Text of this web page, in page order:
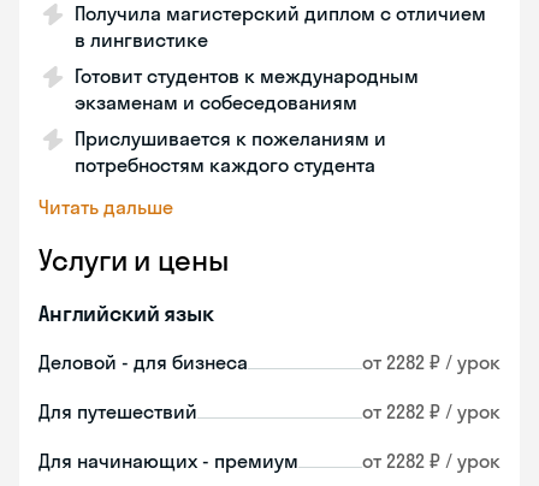
Получила магистерский диплом с отличием
в лингвистике
Готовит студентов к международным
экзаменам и собеседованиям
Прислушивается к пожеланиям и
потребностям каждого студента
Читать дальше
Услуги и цены
Английский язык
Деловой - для бизнеса от 2282 ₽ / урок
Для путешествий от 2282 ₽ / урок
Для начинающих - премиум от 2282 ₽ / урок